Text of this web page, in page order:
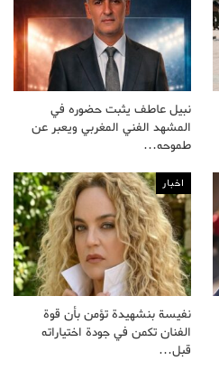
نبيل عاطف يثبت حضوره في
المشهد الفني المغربي ويعبر عن
طموحه…
اخبار
نفيسة بنشهيدة تؤمن بأن قوة
الفنان تكمن في جودة اختياراته
قبل…